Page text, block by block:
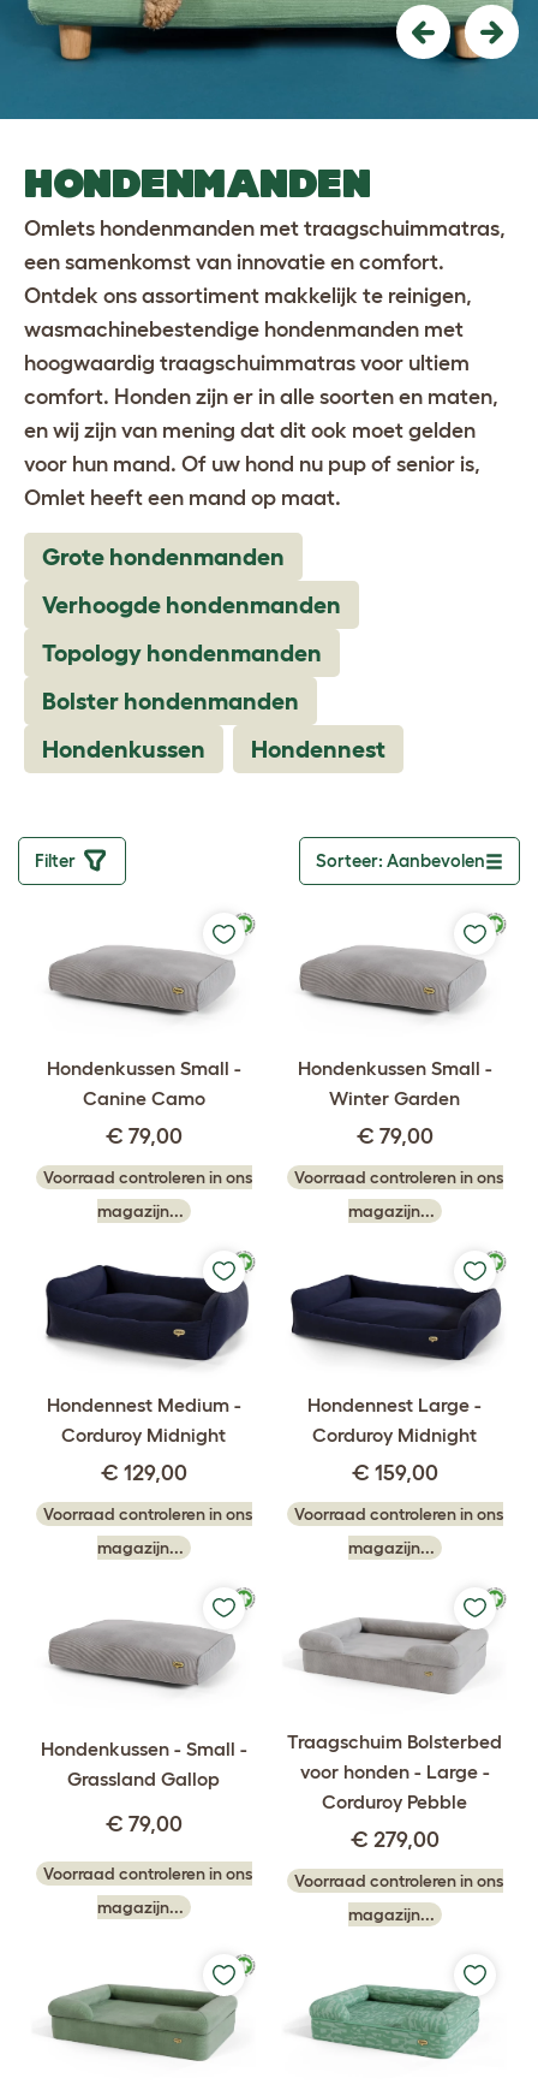
Previous
HONDENMANDEN
Omlets hondenmanden met traagschuimmatras,
een samenkomst van innovatie en comfort.
Ontdek ons assortiment makkelijk te reinigen,
wasmachinebestendige hondenmanden met
hoogwaardig traagschuimmatras voor ultiem
comfort. Honden zijn er in alle soorten en maten,
en wij zijn van mening dat dit ook moet gelden
voor hun mand. Of uw hond nu pup of senior is,
Omlet heeft een mand op maat.
Grote hondenmanden
Verhoogde hondenmanden
Topology hondenmanden
Bolster hondenmanden
Hondenkussen
Hondennest
Filter Sorteer: Aanbevolen
Toggle
Hondenkussen Small -
Canine Camo
€ 79,00
Voorraad controleren in ons
magazijn...
Hondenkussen Small -
Winter Garden
€ 79,00
Voorraad controleren in ons
magazijn...
Hondennest Medium -
Corduroy Midnight
€ 129,00
Voorraad controleren in ons
magazijn...
Hondennest Large -
Corduroy Midnight
€ 159,00
Voorraad controleren in ons
magazijn...
Hondenkussen - Small -
Grassland Gallop
€ 79,00
Voorraad controleren in ons
magazijn...
Traagschuim Bolsterbed
voor honden - Large -
Corduroy Pebble
€ 279,00
Voorraad controleren in ons
magazijn...